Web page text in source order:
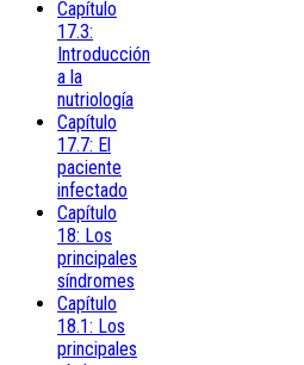
Capítulo
17.3:
Introducción
a la
nutriología
Capítulo
17.7: El
paciente
infectado
Capítulo
18: Los
principales
síndromes
Capítulo
18.1: Los
principales